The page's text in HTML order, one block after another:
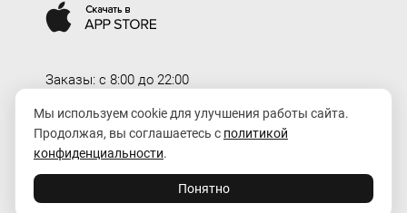
Заказы: c 8:00 до 22:00
Доставка: c 8:00 до 00:00
order@rozaexpress.ru
Мы используем cookie для улучшения работы сайта.
Продолжая, вы соглашаетесь с политикой
конфиденциальности.
Понятно